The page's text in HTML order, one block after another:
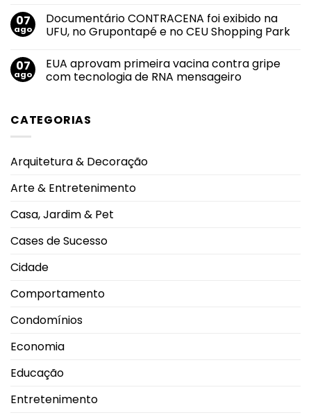
em
2026
durante
com
Juliane
Carvalho
à
Grécia
em
Uberlândia
está
cidades
do
Sudeste
de
vida,
07
ago
Documentário CONTRACENA foi exibido na
UFU, no Grupontapé e no CEU Shopping Park
em
Documentário
CONTRACENA
UFU,
no
CEU
07
ago
EUA aprovam primeira vacina contra gripe
com tecnologia de RNA mensageiro
EUA
aprovam
gripe
de
mensageiro
CATEGORIAS
Arquitetura & Decoração
Arte & Entretenimento
Casa, Jardim & Pet
Cases de Sucesso
Cidade
Comportamento
Condomínios
Economia
Educação
Entretenimento